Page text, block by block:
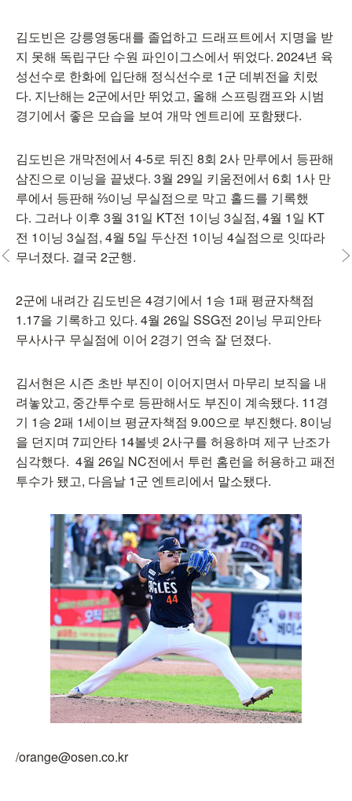
김도빈은 강릉영동대를 졸업하고 드래프트에서 지명을 받
지 못해 독립구단 수원 파인이그스에서 뛰었다. 2024년 육
성선수로 한화에 입단해 정식선수로 1군 데뷔전을 치렀
다. 지난해는 2군에서만 뛰었고, 올해 스프링캠프와 시범
경기에서 좋은 모습을 보여 개막 엔트리에 포함됐다.
김도빈은 개막전에서 4-5로 뒤진 8회 2사 만루에서 등판해
삼진으로 이닝을 끝냈다. 3월 29일 키움전에서 6회 1사 만
루에서 등판해 ⅔이닝 무실점으로 막고 홀드를 기록했
다. 그러나 이후 3월 31일 KT전 1이닝 3실점, 4월 1일 KT
전 1이닝 3실점, 4월 5일 두산전 1이닝 4실점으로 잇따라
무너졌다. 결국 2군행.
2군에 내려간 김도빈은 4경기에서 1승 1패 평균자책점
1.17을 기록하고 있다. 4월 26일 SSG전 2이닝 무피안타
무사사구 무실점에 이어 2경기 연속 잘 던졌다.
김서현은 시즌 초반 부진이 이어지면서 마무리 보직을 내
려놓았고, 중간투수로 등판해서도 부진이 계속됐다. 11경
기 1승 2패 1세이브 평균자책점 9.00으로 부진했다. 8이닝
을 던지며 7피안타 14볼넷 2사구를 허용하며 제구 난조가
심각했다. 4월 26일 NC전에서 투런 홈런을 허용하고 패전
투수가 됐고, 다음날 1군 엔트리에서 말소됐다.
/orange@osen.co.kr